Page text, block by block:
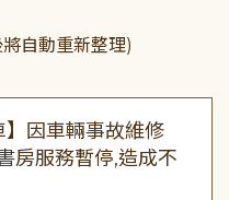
自動重新整理)
】因車輛事故維修
房服務暫停,造成不